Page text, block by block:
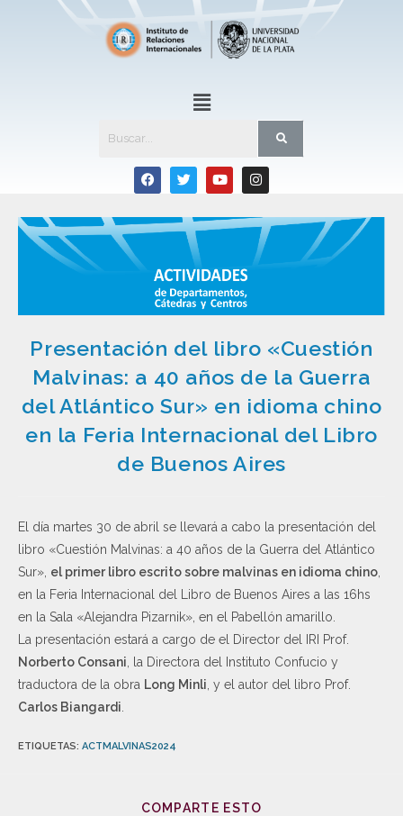
Presentación del libro «Cuestión
Malvinas: a 40 años de la Guerra
del Atlántico Sur» en idioma chino
en la Feria Internacional del Libro
de Buenos Aires
El día martes 30 de abril se llevará a cabo la presentación del
libro «Cuestión Malvinas: a 40 años de la Guerra del Atlántico
Sur», el primer libro escrito sobre malvinas en idioma chino
en la Feria Internacional del Libro de Buenos Aires a las 16hs
en la Sala «Alejandra Pizarnik», en el Pabellón amarillo.
La presentación estará a cargo de el Director del IRI Prof.
Norberto Consani , la Directora del Instituto Confucio y
traductora de la obra Long Minli , y el autor del libro Prof.
Carlos Biangardi
ETIQUETAS: ACTMALVINAS2024
COMPARTE ESTO